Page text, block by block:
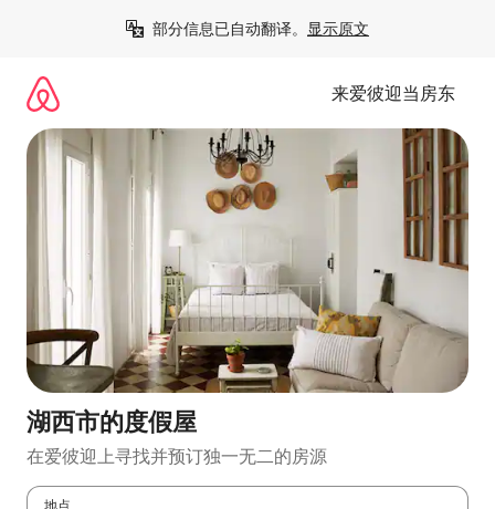
部分信息已自动翻译。 显示原文
来爱彼迎当房东
湖西市的度假屋
在爱彼迎上寻找并预订独一无二的房源